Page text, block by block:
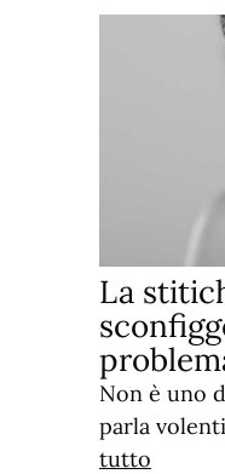
La
Non è uno
parla
tutto